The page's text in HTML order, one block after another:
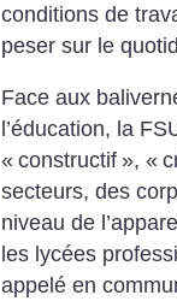
conditions de
peser sur le
Face aux
l’éducation, la
« constructif », «
secteurs, des
niveau de
les lycées
appelé en